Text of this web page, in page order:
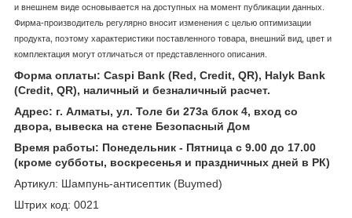
и внешнем виде основывается на доступных на момент публикации данных.
Фирма-производитель регулярно вносит изменения с целью оптимизации
продукта, поэтому характеристики поставленного товара, внешний вид, цвет и
комплектация могут отличаться от представленного описания.
Форма оплаты: Caspi Bank (Red, Credit, QR), Halyk Bank
(Credit, QR), наличный и безналичный расчет.
Адрес: г. Алматы, ул. Толе би 273а блок 4, вход со
двора, вывеска на стене Безопасный Дом
Время работы: Понедельник - Пятница с 9.00 до 17.00
(кроме субботы, воскресенья и праздничных дней в РК)
Артикул: Шампунь-антисептик (Buymed)
Штрих код: 0021